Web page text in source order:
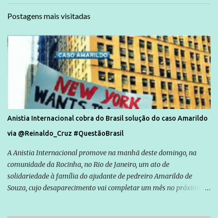
Postagens mais visitadas
Anistia Internacional cobra do Brasil solução do caso Amarildo
via @Reinaldo_Cruz #QuestãoBrasil
A Anistia Internacional promove na manhã deste domingo, na
comunidade da Rocinha, no Rio de Janeiro, um ato de
solidariedade à família do ajudante de pedreiro Amarildo de
Souza, cujo desaparecimento vai completar um mês no próximo